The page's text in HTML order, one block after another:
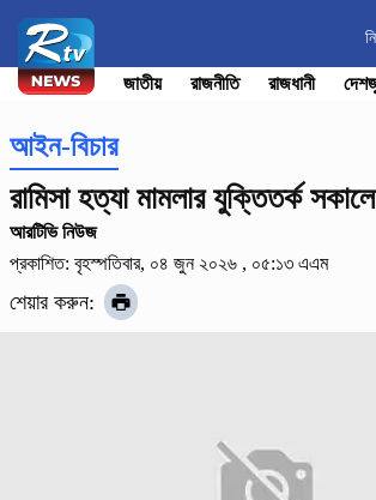
জাতীয় রাজনীতি রাজধানী
আইন-বিচার
রামিসা হত্যা মামলার যুক্তিতর্ক সকালে
আরটিভি নিউজ
প্রকাশিত: বৃহস্পতিবার, ০৪ জুন ২০২৬ , ০৫:১৩ এএম
শেয়ার করুন: